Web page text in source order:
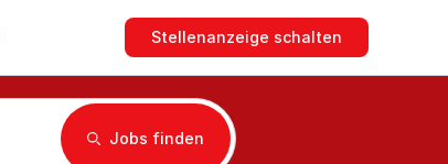
Stellenanzeige schalten
Jobs finden